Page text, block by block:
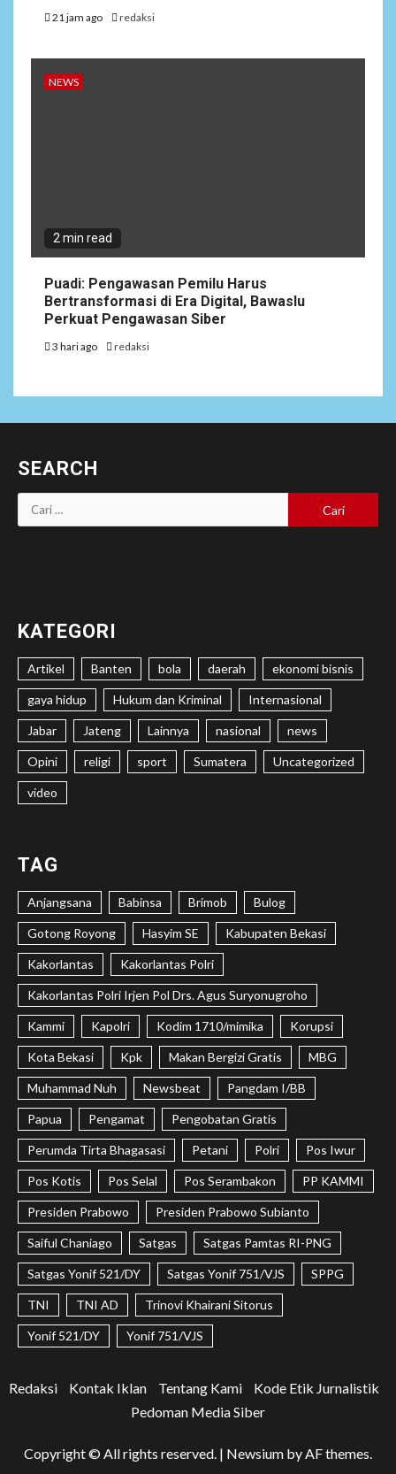
21 jam ago redaksi
NEWS
2 min read
Puadi: Pengawasan Pemilu Harus
Bertransformasi di Era Digital, Bawaslu
Perkuat Pengawasan Siber
3 hari ago redaksi
SEARCH
Cari
untuk:
KATEGORI
Artikel Banten bola daerah ekonomi bisnis
gaya hidup Hukum dan Kriminal Internasional
Jabar Jateng Lainnya nasional news
Opini religi sport Sumatera Uncategorized
video
TAG
Anjangsana Babinsa Brimob Bulog
Gotong Royong Hasyim SE Kabupaten Bekasi
Kakorlantas Kakorlantas Polri
Kakorlantas Polri Irjen Pol Drs. Agus Suryonugroho
Kammi Kapolri Kodim 1710/mimika Korupsi
Kota Bekasi Kpk Makan Bergizi Gratis MBG
Muhammad Nuh Newsbeat Pangdam I/BB
Papua Pengamat Pengobatan Gratis
Perumda Tirta Bhagasasi Petani Polri Pos Iwur
Pos Kotis Pos Selal Pos Serambakon PP KAMMI
Presiden Prabowo Presiden Prabowo Subianto
Saiful Chaniago Satgas Satgas Pamtas RI-PNG
Satgas Yonif 521/DY Satgas Yonif 751/VJS SPPG
TNI TNI AD Trinovi Khairani Sitorus
Yonif 521/DY Yonif 751/VJS
Redaksi Kontak Iklan Tentang Kami
Kode Etik Jurnalistik
Pedoman Media Siber
Copyright © All rights reserved. | Newsium by AF themes.